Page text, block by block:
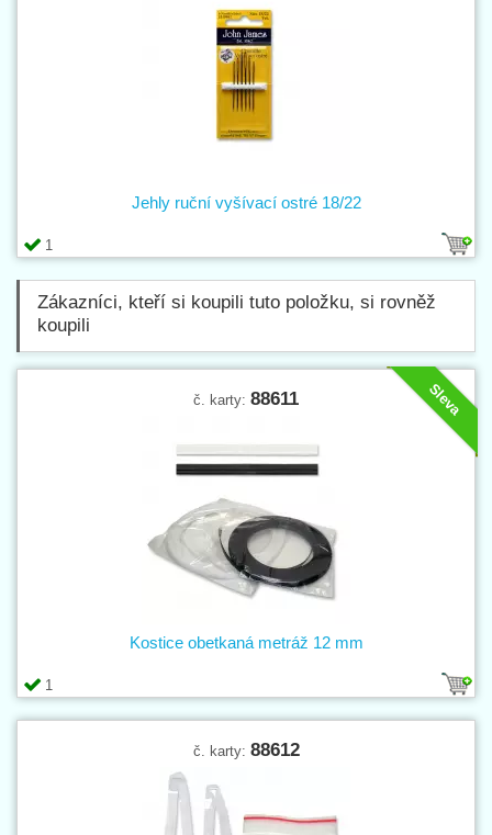
1
Jehly ruční vyšívací ostré 18/22
Zákazníci, kteří si koupili tuto položku, si rovněž
koupili
Sleva
č. karty: 88611
1
Kostice obetkaná metráž 12 mm
č. karty: 88612